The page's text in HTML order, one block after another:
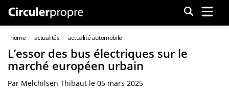
Menu
home actualités actualité automobile
L’essor des bus électriques sur le
marché européen urbain
Par Melchilsen Thibaut le 05 mars 2025